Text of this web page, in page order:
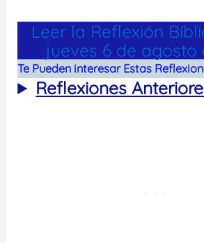
Leer la Reflexión
jueves 6 de agosto
Te Pueden interesar Estas
Reflexiones